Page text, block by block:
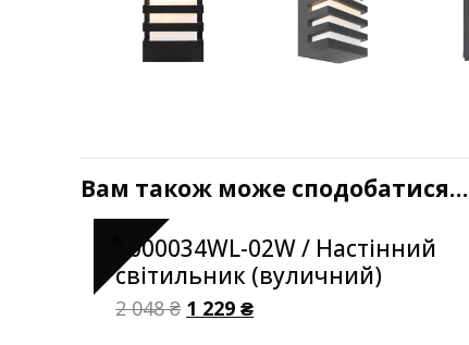
Вам також може сподобатися…
6000034WL-02W / Настінний
світильник (вуличний)
2 048₴ 1 229₴